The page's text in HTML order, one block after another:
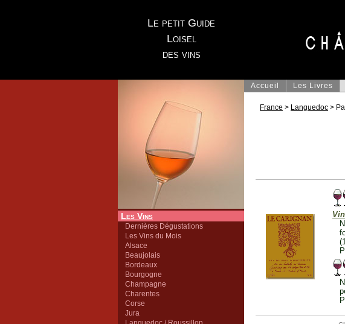
Le petit Guide
Loisel
des vins
Les Vins
Dernières Dégustations
Les Vins du Mois
Alsace
Beaujolais
Bordeaux
Bourgogne
Champagne
Charentes
Corse
Jura
Accueil Les Livres
France > Languedoc >